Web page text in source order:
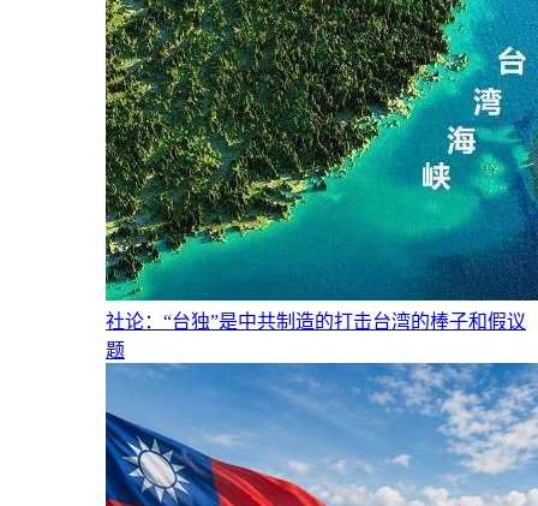
社论：“台独”是中共制造的打击台湾的棒子和假议
题